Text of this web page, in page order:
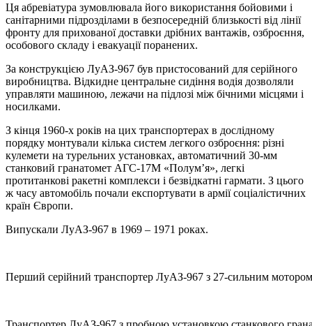
Ця абревіатура зумовлювала його використання бойовими і
санітарними підрозділами в безпосередній близькості від лінії
фронту для прихованої доставки дрібних вантажів, озброєння,
особового складу і евакуації поранених.
За конструкцією ЛуАЗ-967 був пристосований для серійного
виробництва. Відкидне центральне сидіння водія дозволяли
управляти машиною, лежачи на підлозі між бічними місцями і
носилками.
З кінця 1960-х років на цих транспортерах в дослідному
порядку монтували кілька систем легкого озброєння: різні
кулемети на турельних установках, автоматичний 30-мм
станковий гранатомет АГС-17М «Полум’я», легкі
протитанкові ракетні комплекси і безвідкатні гармати. З цього
ж часу автомобіль почали експортувати в армії соціалістичних
країн Європи.
Випускали ЛуАЗ-967 в 1969 – 1971 роках.
Перший серійний транспортер ЛуАЗ-967 з 27-сильним